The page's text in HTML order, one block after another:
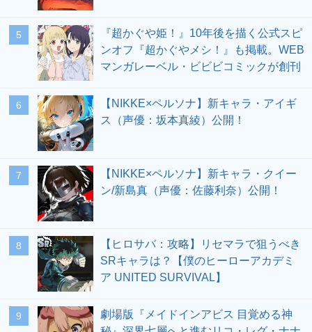
5
『超かぐや姫！』10年後を描く公式スピ
ンオフ『超かぐやメシ！』も掲載。WEB
マンガレーベル・ビビビコミックが創刊
6
【NIKKE×ペルソナ】新キャラ・アイギ
ス（声優：坂本真綾）公開！
7
【NIKKE×ペルソナ】新キャラ・クイー
ン/新島真（声優：佐藤利奈）公開！
8
【ヒロサバ：攻略】リセマラで狙うべき
SRキャラは？【僕のヒーローアカデミ
ア UNITED SURVIVAL】
9
劇場版『メイドインアビス 目覚める神